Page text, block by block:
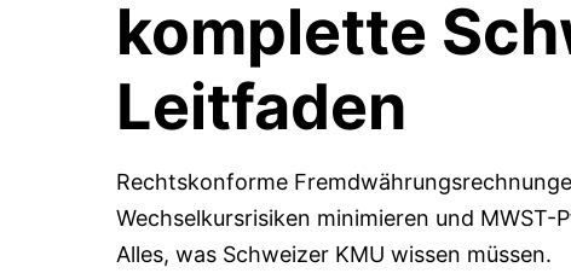
komplette
Leitfaden
Rechtskonforme
Wechselkursrisiken minimieren und MWST-
Alles, was Schweizer KMU wissen müssen.